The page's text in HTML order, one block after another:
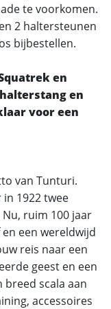
te voorkomen.
2 haltersteunen
bijbestellen.
en
en
voor een
van Tunturi.
1922 twee
ruim 100 jaar
een wereldwijd
reis naar een
geest en een
breed scala aan
accessoires